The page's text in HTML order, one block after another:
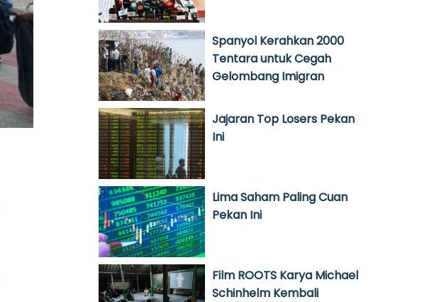
Spanyol Kerahkan 2000
Tentara untuk Cegah
Gelombang Imigran
Jajaran Top Losers Pekan
Ini
Lima Saham Paling Cuan
Pekan Ini
Film ROOTS Karya Michael
Schinhelm Kembali